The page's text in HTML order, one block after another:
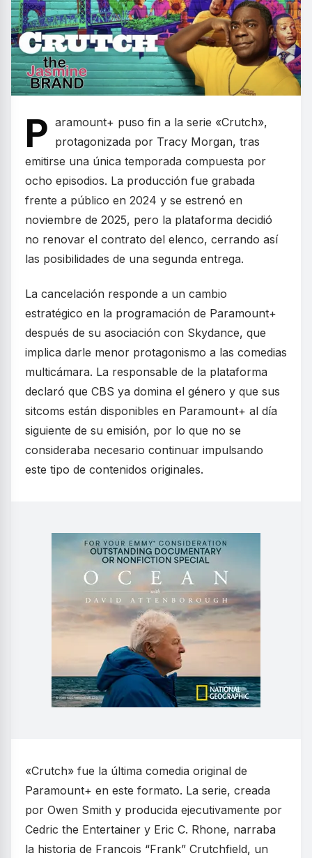
P aramount+ puso fin a la serie «Crutch»,
protagonizada por Tracy Morgan, tras
emitirse una única temporada compuesta por
ocho episodios. La producción fue grabada
frente a público en 2024 y se estrenó en
noviembre de 2025, pero la plataforma decidió
no renovar el contrato del elenco, cerrando así
las posibilidades de una segunda entrega.
La cancelación responde a un cambio
estratégico en la programación de Paramount+
después de su asociación con Skydance, que
implica darle menor protagonismo a las comedias
multicámara. La responsable de la plataforma
declaró que CBS ya domina el género y que sus
sitcoms están disponibles en Paramount+ al día
siguiente de su emisión, por lo que no se
consideraba necesario continuar impulsando
este tipo de contenidos originales.
«Crutch» fue la última comedia original de
Paramount+ en este formato. La serie, creada
por Owen Smith y producida ejecutivamente por
Cedric the Entertainer y Eric C. Rhone, narraba
la historia de Francois “Frank” Crutchfield, un